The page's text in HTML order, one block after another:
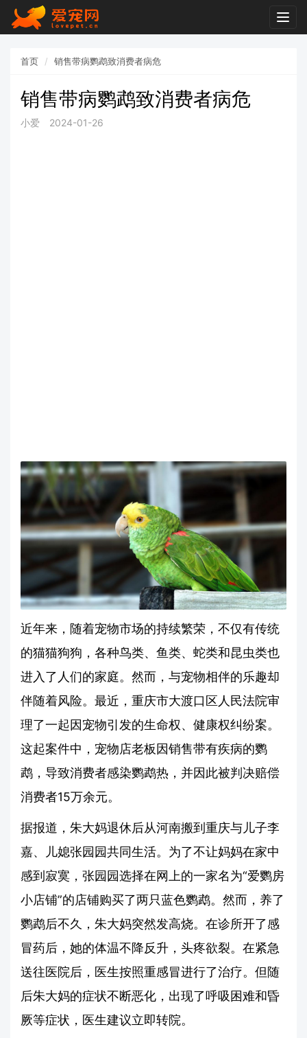
首页 销售带病鹦鹉致消费者病危
销售带病鹦鹉致消费者病危
小爱 2024-01-26
近年来，随着宠物市场的持续繁荣，不仅有传统
的猫猫狗狗，各种鸟类、鱼类、蛇类和昆虫类也
进入了人们的家庭。然而，与宠物相伴的乐趣却
伴随着风险。最近，重庆市大渡口区人民法院审
理了一起因宠物引发的生命权、健康权纠纷案。
这起案件中，宠物店老板因销售带有疾病的鹦
鹉，导致消费者感染鹦鹉热，并因此被判决赔偿
消费者15万余元。
据报道，朱大妈退休后从河南搬到重庆与儿子李
嘉、儿媳张园园共同生活。为了不让妈妈在家中
感到寂寞，张园园选择在网上的一家名为“爱鹦房
小店铺”的店铺购买了两只蓝色鹦鹉。然而，养了
鹦鹉后不久，朱大妈突然发高烧。在诊所开了感
冒药后，她的体温不降反升，头疼欲裂。在紧急
送往医院后，医生按照重感冒进行了治疗。但随
后朱大妈的症状不断恶化，出现了呼吸困难和昏
厥等症状，医生建议立即转院。